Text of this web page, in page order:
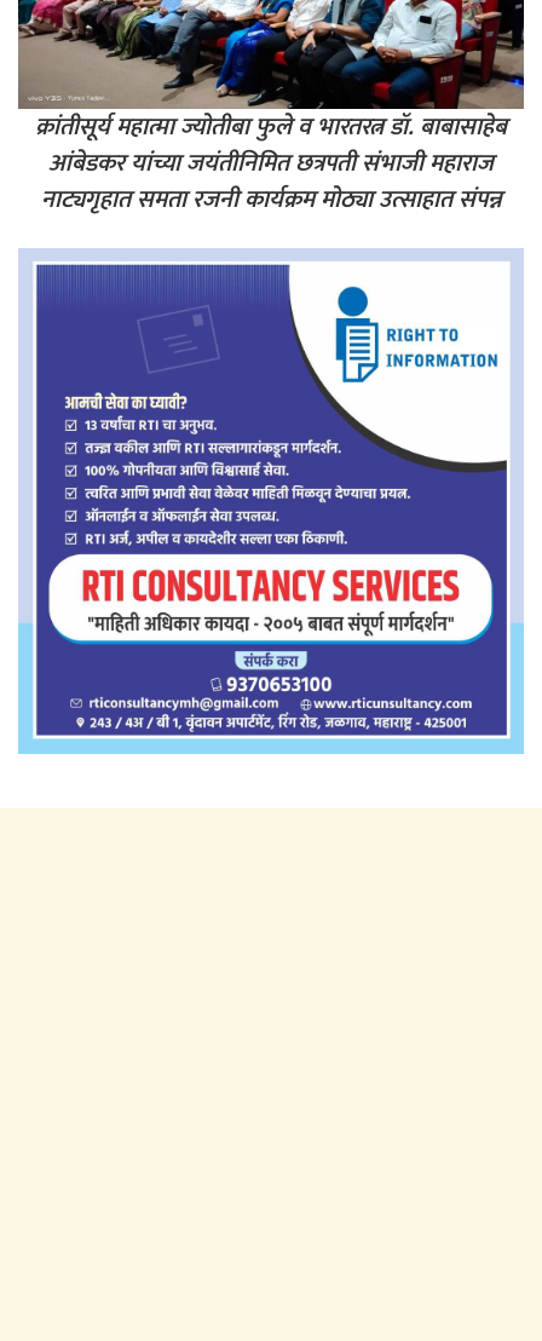
क्रांतीसूर्य महात्मा ज्योतीबा फुले व भारतरत्न डॉ. बाबासाहेब
आंबेडकर यांच्या जयंतीनिमित छत्रपती संभाजी महाराज
नाट्यगृहात समता रजनी कार्यक्रम मोठ्या उत्साहात संपन्न